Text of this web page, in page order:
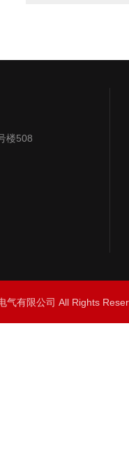
楼508
气有限公司 All Rights